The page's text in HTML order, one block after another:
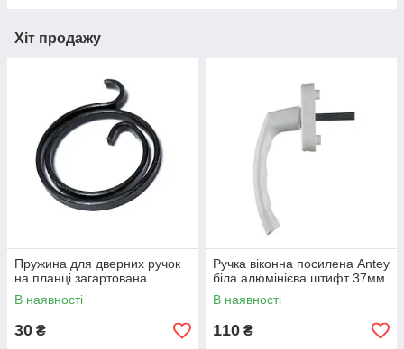
Хіт продажу
Пружина для дверних ручок
на планці загартована
В наявності
30 ₴
Ручка віконна посилена Antey
біла алюмінієва штифт 37мм
В наявності
110 ₴